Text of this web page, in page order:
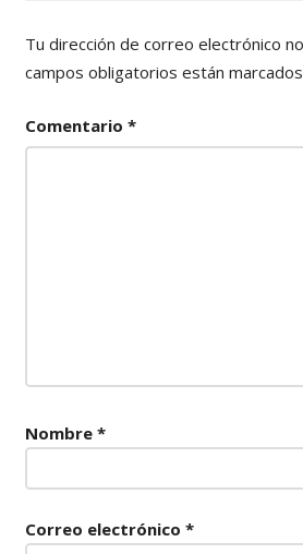
Tu dirección de correo electrónico
campos obligatorios están
Comentario *
Nombre *
Correo electrónico *